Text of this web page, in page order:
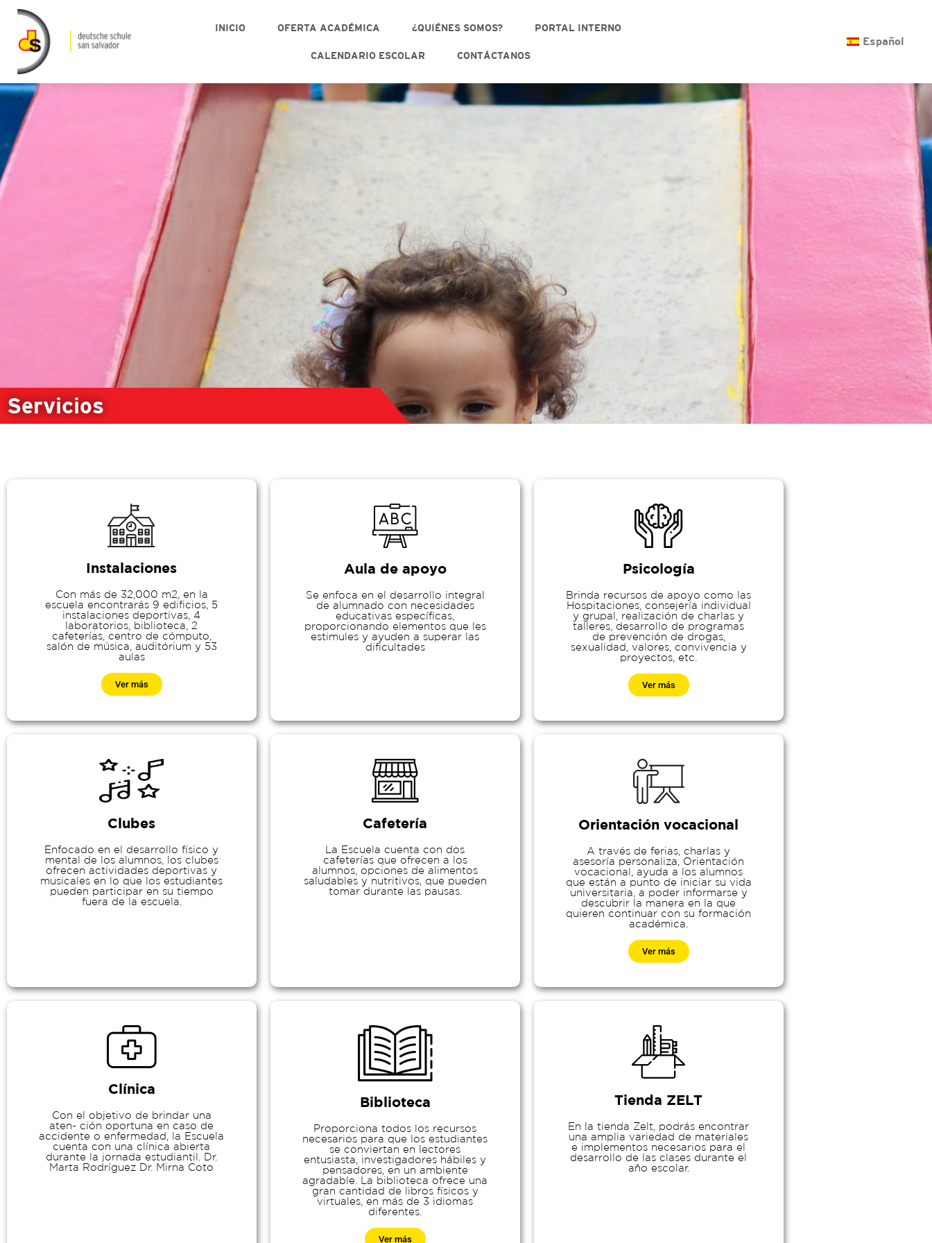
INICIO OFERTA ACADÉMICA ¿QUIÉNES SOMOS? PORTAL INTERNO
CALENDARIO ESCOLAR CONTÁCTANOS
Español
Servicios
Instalaciones
Con más de 32,000 m2, en la
escuela encontrarás 9 edificios, 5
instalaciones deportivas, 4
laboratorios, biblioteca, 2
cafeterías, centro de cómputo,
salón de música, auditórium y 53
aulas
Ver más
Aula de apoyo
Se enfoca en el desarrollo integral
de alumnado con necesidades
educativas específicas,
proporcionando elementos que les
estimules y ayuden a superar las
dificultades
Psicología
Brinda recursos de apoyo como las
Hospitaciones, consejería individual
y grupal, realización de charlas y
talleres, desarrollo de programas
de prevención de drogas,
sexualidad, valores, convivencia y
proyectos, etc.
Ver más
Clubes
Enfocado en el desarrollo físico y
mental de los alumnos, los clubes
ofrecen actividades deportivas y
musicales en lo que los estudiantes
pueden participar en su tiempo
fuera de la escuela.
Cafetería
La Escuela cuenta con dos
cafeterías que ofrecen a los
alumnos, opciones de alimentos
saludables y nutritivos, que pueden
tomar durante las pausas.
Orientación vocacional
A través de ferias, charlas y
asesoría personaliza, Orientación
vocacional, ayuda a los alumnos
que están a punto de iniciar su vida
universitaria, a poder informarse y
descubrir la manera en la que
quieren continuar con su formación
académica.
Ver más
Clínica
Con el objetivo de brindar una
aten- ción oportuna en caso de
accidente o enfermedad, la Escuela
cuenta con una clínica abierta
durante la jornada estudiantil. Dr.
Marta Rodríguez Dr. Mirna Coto
Biblioteca
Proporciona todos los recursos
necesarios para que los estudiantes
se conviertan en lectores
entusiasta, investigadores hábiles y
pensadores, en un ambiente
agradable. La biblioteca ofrece una
gran cantidad de libros físicos y
virtuales, en más de 3 idiomas
diferentes.
Ver más
Tienda ZELT
En la tienda Zelt, podrás encontrar
una amplia variedad de materiales
e implementos necesarios para el
desarrollo de las clases durante el
año escolar.